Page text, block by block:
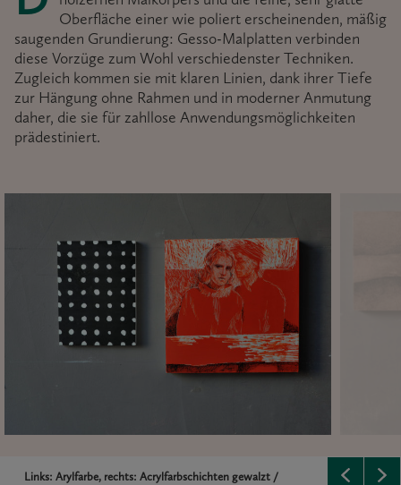
Oberfläche einer wie poliert erscheinenden, mäßig
saugenden Grundierung: Gesso-Malplatten verbinden
diese Vorzüge zum Wohl verschiedenster Techniken.
Zugleich kommen sie mit klaren Linien, dank ihrer Tiefe
zur Hängung ohne Rahmen und in moderner Anmutung
daher, die sie für zahllose Anwendungsmöglichkeiten
prädestiniert.
Links: Arylfarbe, rechts: Acrylfarbschichten gewalzt /